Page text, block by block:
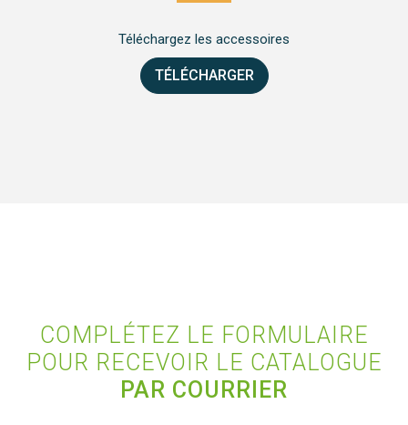
Téléchargez les accessoires
TÉLÉCHARGER
COMPLÉTEZ LE FORMULAIRE
POUR RECEVOIR LE CATALOGUE
PAR COURRIER